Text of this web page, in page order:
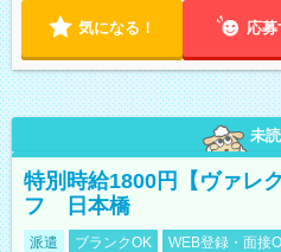
気になる！ 応募
未読
特別時給1800円【ヴァレ
フ 日本橋
派遣 ブランクOK WEB登録・面接